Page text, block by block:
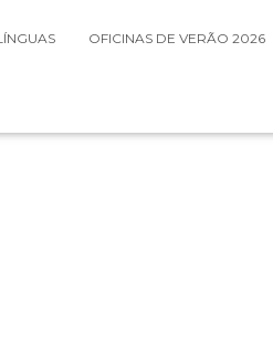
OFICINAS DE VERÃO 2026